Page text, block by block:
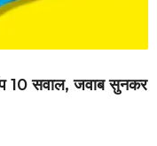
सवाल, जवाब सुनकर